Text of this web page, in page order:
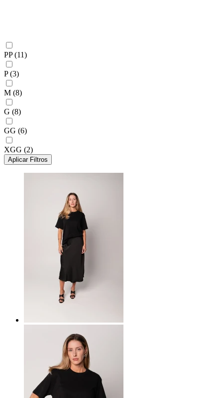
PP(11)
P(3)
M (8)
G (8)
GG (6)
XGG (2)
Aplicar Filtros